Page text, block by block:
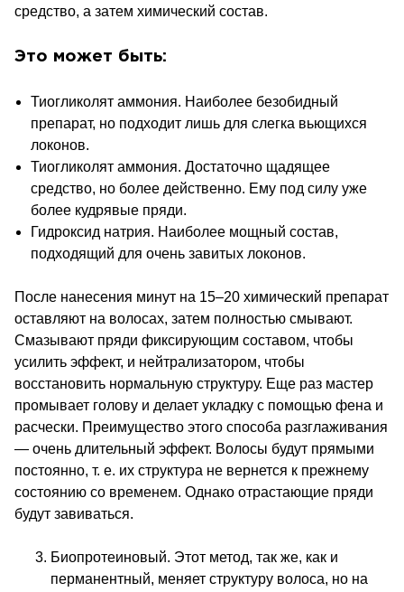
средство, а затем химический состав.
Это может быть:
Тиогликолят аммония. Наиболее безобидный
препарат, но подходит лишь для слегка вьющихся
локонов.
Тиогликолят аммония. Достаточно щадящее
средство, но более действенно. Ему под силу уже
более кудрявые пряди.
Гидроксид натрия. Наиболее мощный состав,
подходящий для очень завитых локонов.
После нанесения минут на 15–20 химический препарат
оставляют на волосах, затем полностью смывают.
Смазывают пряди фиксирующим составом, чтобы
усилить эффект, и нейтрализатором, чтобы
восстановить нормальную структуру. Еще раз мастер
промывает голову и делает укладку с помощью фена и
расчески. Преимущество этого способа разглаживания
— очень длительный эффект. Волосы будут прямыми
постоянно, т. е. их структура не вернется к прежнему
состоянию со временем. Однако отрастающие пряди
будут завиваться.
Биопротеиновый. Этот метод, так же, как и
перманентный, меняет структуру волоса, но на